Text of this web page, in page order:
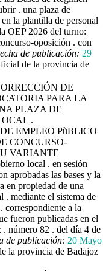
. una plaza de
la plantilla de personal
OEP 2026 del turno:
oposición . con
de publicación: 29
de la provincia de
DE
PARA LA
PLAZA DE
.
EMPLEO PùBLICO
CONCURSO-
VARIANTE
local . en sesión
aprobadas las bases y la
en propiedad de una
. mediante el sistema de
correspondiente a la
fueron publicadas en el
número 82 . del día 4 de
de publicación: 20 Mayo
la provincia de Badajoz